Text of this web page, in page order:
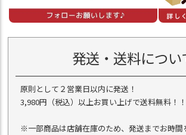
発送・送料につい
原則として２営業日以内に発送！
3,980円（税込）以上お買い上げで送料無料！！
※一部商品は店舗在庫のため、発送までお時間